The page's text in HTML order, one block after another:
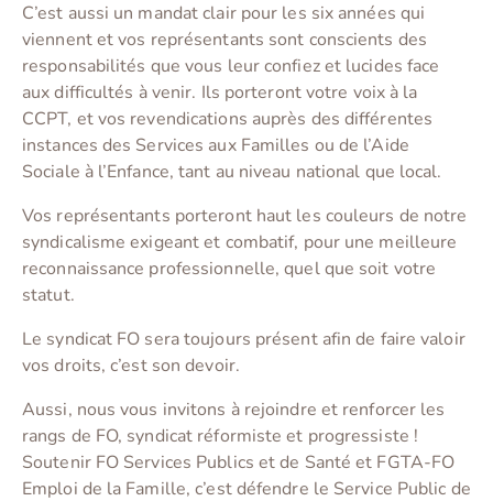
C’est aussi un mandat clair pour les six années qui
viennent et vos représentants sont conscients des
responsabilités que vous leur confiez et lucides face
aux difficultés à venir. Ils porteront votre voix à la
CCPT, et vos revendications auprès des différentes
instances des Services aux Familles ou de l’Aide
Sociale à l’Enfance, tant au niveau national que local.
Vos représentants porteront haut les couleurs de notre
syndicalisme exigeant et combatif, pour une meilleure
reconnaissance professionnelle, quel que soit votre
statut.
Le syndicat FO sera toujours présent afin de faire valoir
vos droits, c’est son devoir.
Aussi, nous vous invitons à rejoindre et renforcer les
rangs de FO, syndicat réformiste et progressiste !
Soutenir FO Services Publics et de Santé et FGTA-FO
Emploi de la Famille, c’est défendre le Service Public de